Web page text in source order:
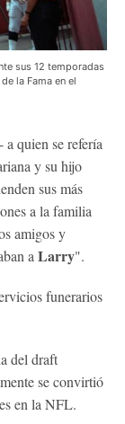
sus 12 temporadas
la Fama en el
a quien se refería
y su hijo
sus más
a la familia
amigos y
a Larry".
funerarios
del draft
se convirtió
en la NFL.